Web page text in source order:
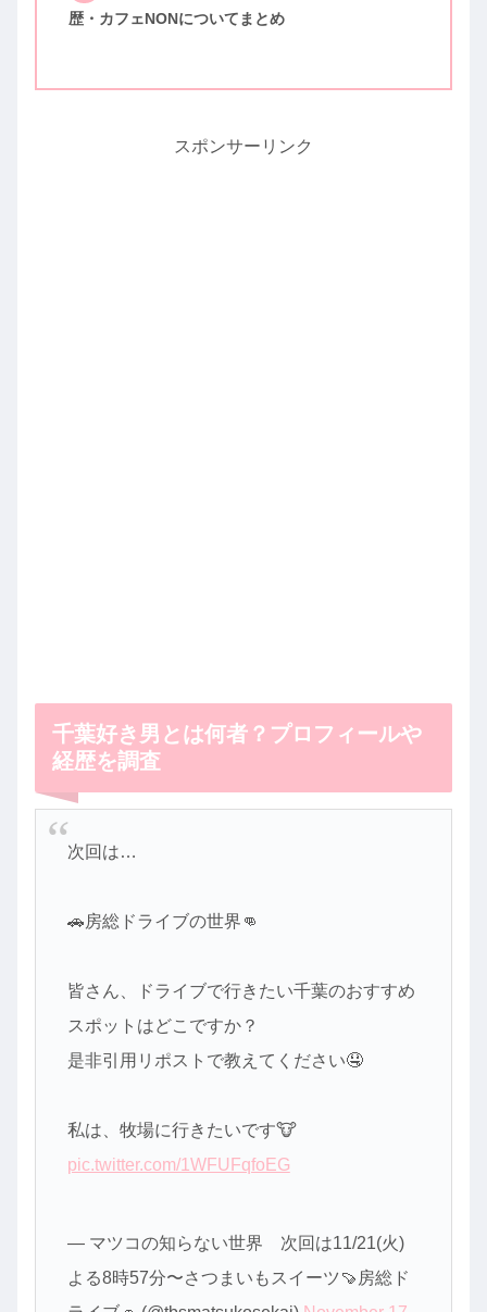
歴・カフェNONについてまとめ
スポンサーリンク
千葉好き男とは何者？プロフィールや
経歴を調査
次回は…
🚗房総ドライブの世界👊
皆さん、ドライブで行きたい千葉のおすすめ
スポットはどこですか？
是非引用リポストで教えてください🤤
私は、牧場に行きたいです🐮
pic.twitter.com/1WFUFqfoEG
— マツコの知らない世界 次回は11/21(火)
よる8時57分〜さつまいもスイーツ🍠房総ド